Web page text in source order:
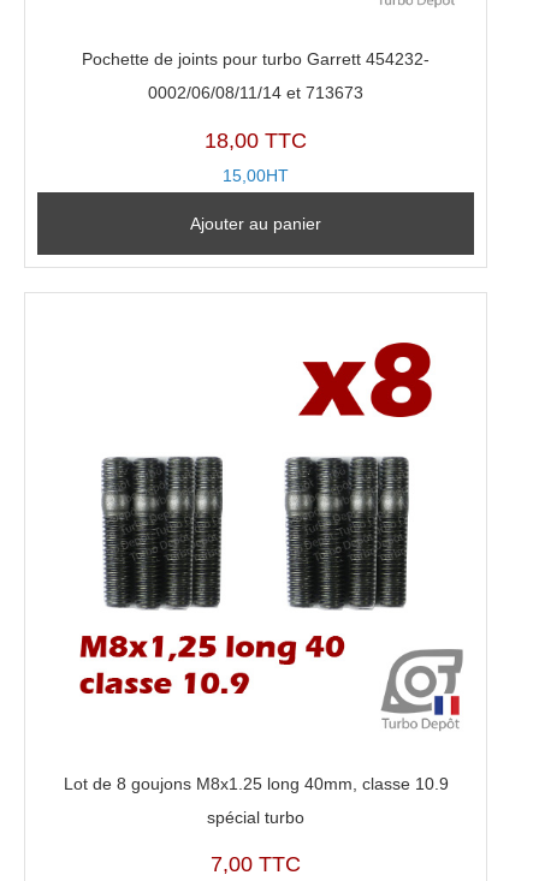
Pochette de joints pour turbo Garrett 454232-
0002/06/08/11/14 et 713673
18,00 TTC
15,00HT
Ajouter au panier
Lot de 8 goujons M8x1.25 long 40mm, classe 10.9
spécial turbo
7,00 TTC